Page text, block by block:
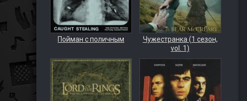
Пойман с поличным
Чужестранка (1 сезон,
vol. 1)